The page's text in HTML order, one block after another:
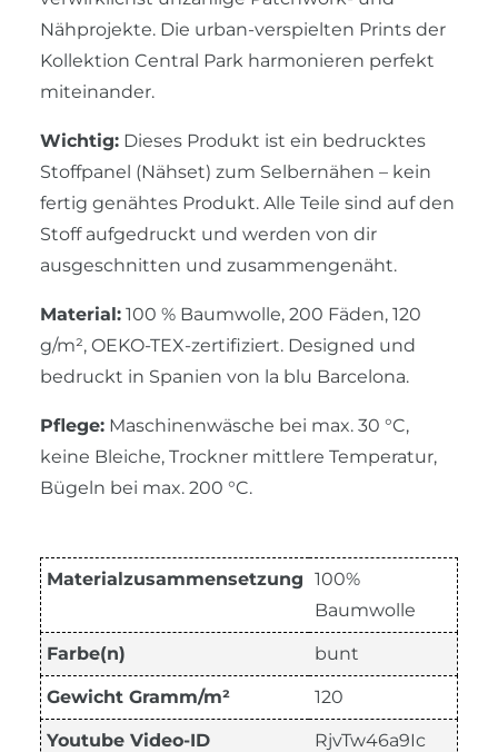
Nähprojekte. Die urban-verspielten Prints der
Kollektion Central Park harmonieren perfekt
miteinander.
Wichtig: Dieses Produkt ist ein bedrucktes
Stoffpanel (Nähset) zum Selbernähen – kein
fertig genähtes Produkt. Alle Teile sind auf den
Stoff aufgedruckt und werden von dir
ausgeschnitten und zusammengenäht.
Material: 100 % Baumwolle, 200 Fäden, 120
g/m², OEKO-TEX-zertifiziert. Designed und
bedruckt in Spanien von la blu Barcelona.
Pflege: Maschinenwäsche bei max. 30 °C,
keine Bleiche, Trockner mittlere Temperatur,
Bügeln bei max. 200 °C.
Materialzusammensetzung 100%
Baumwolle
Farbe(n) bunt
Gewicht Gramm/m² 120
Youtube Video-ID RjvTw46a9Ic